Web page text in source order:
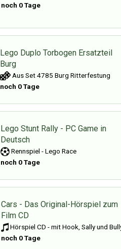
noch 0 Tage
Lego Duplo Torbogen Ersatzteil
Burg
Aus Set 4785 Burg Ritterfestung
noch 0 Tage
Lego Stunt Rally - PC Game in
Deutsch
Rennspiel - Lego Race
noch 0 Tage
Cars - Das Original-Hörspiel zum
Film CD
Hörspiel CD - mit Hook, Sally und
noch 0 Tage